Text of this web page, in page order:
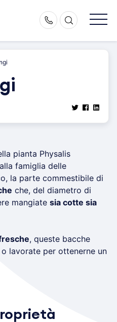
pianta Physalis
famiglia delle
la parte commestibile di
che, del diametro di
mangiate sia cotte sia
, queste bacche
o lavorate per ottenerne un